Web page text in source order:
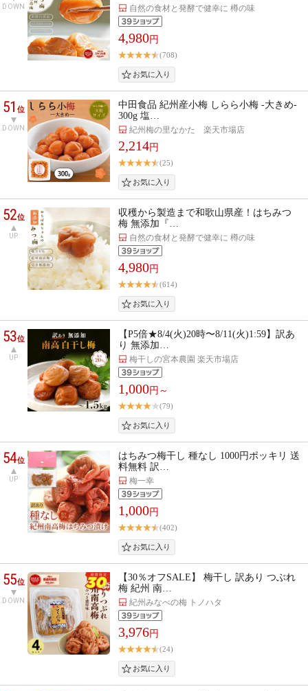
DOWN 自然の食材と発酵で健幸に 樽の味
4,980円
(708)
51位
DOWN
中田食品 紀州産小梅 しらら小梅 -大きめ-
300g 塩…
紀州梅の里なかた 楽天市場店
2,214円
(25)
52位
UP
収穫から製造まで和歌山県産！はちみつ
梅 無添加『…
自然の食材と発酵で健幸に 樽の味
4,980円
(614)
53位
UP
【P5倍★8/4(火)20時〜8/11(火)1:59】訳あ
り 無添加…
梅干しの宮本農園 楽天市場店
1,000円～
(79)
54位
UP
はちみつ梅干し 種なし 1000円ポッキリ 送
料無料 訳…
梅一幸
1,000円
(402)
55位
DOWN
【30％オフSALE】 梅干し 訳あり つぶれ
梅 紀州 南…
紀州みなべの梅 トノハタ
3,976円
(24)